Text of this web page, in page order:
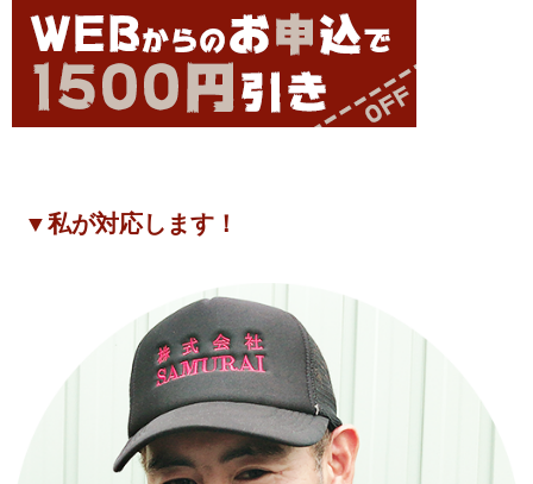
▼私が対応します！